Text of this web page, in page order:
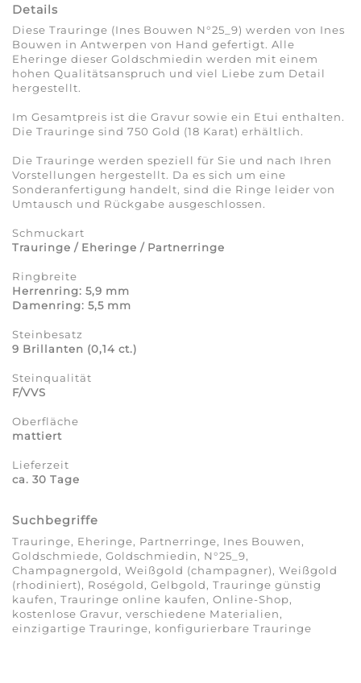
Details
Diese Trauringe (Ines Bouwen N°25_9) werden von Ines
Bouwen in Antwerpen von Hand gefertigt. Alle
Eheringe dieser Goldschmiedin werden mit einem
hohen Qualitätsanspruch und viel Liebe zum Detail
hergestellt.
Im Gesamtpreis ist die Gravur sowie ein Etui enthalten.
Die Trauringe sind 750 Gold (18 Karat) erhältlich.
Die Trauringe werden speziell für Sie und nach Ihren
Vorstellungen hergestellt. Da es sich um eine
Sonderanfertigung handelt, sind die Ringe leider von
Umtausch und Rückgabe ausgeschlossen.
Schmuckart
Trauringe / Eheringe / Partnerringe
Ringbreite
Herrenring: 5,9 mm
Damenring: 5,5 mm
Steinbesatz
9 Brillanten (0,14 ct.)
Steinqualität
F/VVS
Oberfläche
mattiert
Lieferzeit
ca. 30 Tage
Suchbegriffe
Trauringe, Eheringe, Partnerringe, Ines Bouwen,
Goldschmiede, Goldschmiedin, N°25_9,
Champagnergold, Weißgold (champagner), Weißgold
(rhodiniert), Roségold, Gelbgold, Trauringe günstig
kaufen, Trauringe online kaufen, Online-Shop,
kostenlose Gravur, verschiedene Materialien,
einzigartige Trauringe, konfigurierbare Trauringe